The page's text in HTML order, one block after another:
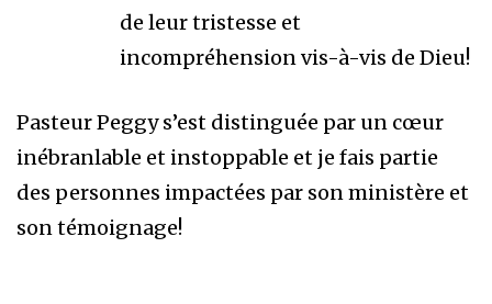
de leur tristesse et
incompréhension vis-à-vis de Dieu!
Pasteur Peggy s’est distinguée par un cœur
inébranlable et instoppable et je fais partie
des personnes impactées par son ministère et
son témoignage!